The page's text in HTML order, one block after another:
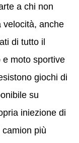
a chi non
velocità, anche
di tutto il
e moto sportive
giochi di
su
iniezione di
camion più